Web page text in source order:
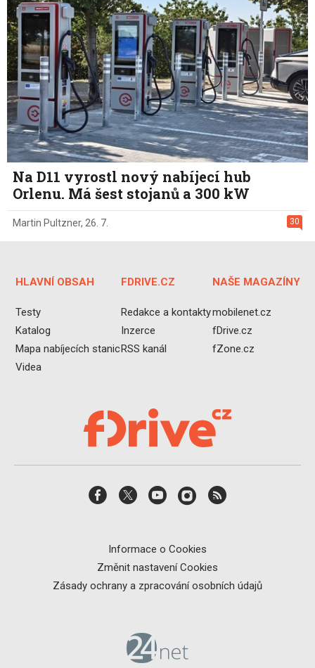
Na D11 vyrostl nový nabíjecí hub
Orlenu. Má šest stojanů a 300 kW
30
Martin Pultzner, 26. 7.
HLAVNÍ OBSAH
Testy
Katalog
Mapa nabíjecích stanic
Videa
FDRIVE.CZ
Redakce a kontakty
Inzerce
RSS kanál
NAŠE MAGAZÍNY
mobilenet.cz
fDrive.cz
fZone.cz
Informace o Cookies
Změnit nastavení Cookies
Zásady ochrany a zpracování osobních údajů